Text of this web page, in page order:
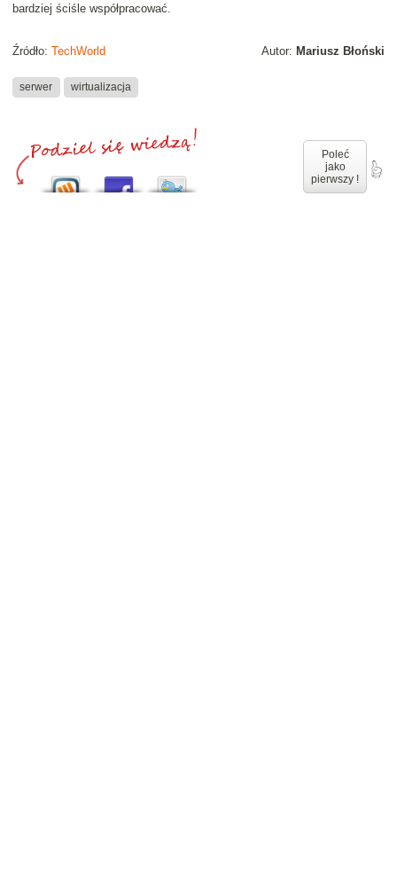
bardziej ściśle współpracować.
Autor: Mariusz Błoński
Źródło: TechWorld
serwer wirtualizacja
Poleć
jako
pierwszy !